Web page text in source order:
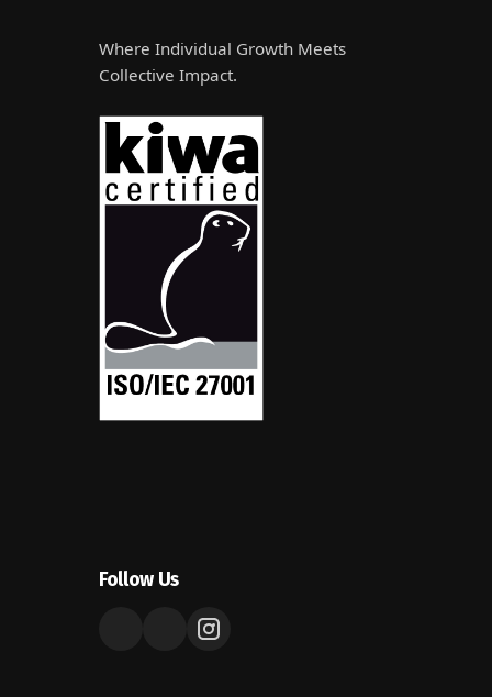
Where Individual Growth Meets
Collective Impact.
Follow Us